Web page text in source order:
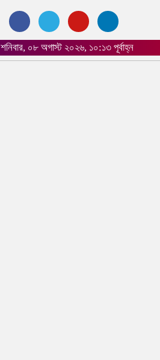
শনিবার, ০৮ অগাস্ট ২০২৬, ১০:১৩ পূর্বাহ্ন